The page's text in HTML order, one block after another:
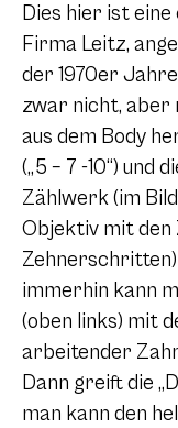
Dies hier ist eine
Firma Leitz,
der 1970er
zwar nicht, aber
aus dem Body
(„5 – 7 -10“) und
Zählwerk (im
Objektiv mit den
immerhin kann
(oben links) mit
arbeitender
Dann greift die
man kann den